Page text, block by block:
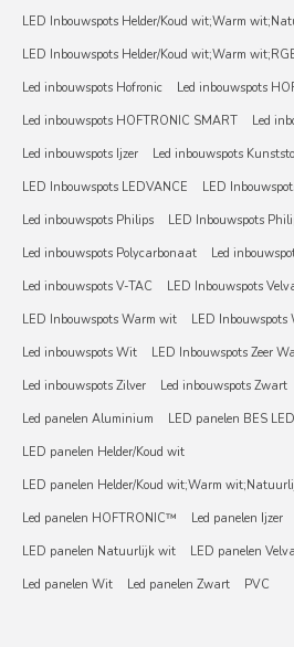
LED Inbouwspots Helder/Koud wit;Warm
LED Inbouwspots Helder/Koud wit;Warm
Led inbouwspots Hofronic
Led inbouwspots
Led inbouwspots HOFTRONIC SMART
Led
Led inbouwspots Ijzer
Led inbouwspots
LED Inbouwspots LEDVANCE
LED
Led inbouwspots Philips
LED Inbouwspots
Led inbouwspots Polycarbonaat
Led
Led inbouwspots V-TAC
LED Inbouwspots
LED Inbouwspots Warm wit
LED
Led inbouwspots Wit
LED Inbouwspots Zeer
Led inbouwspots Zilver
Led inbouwspots Zwart
Led panelen Aluminium
LED panelen BES LED
LED panelen Helder/Koud wit
LED panelen Helder/Koud wit;Warm
Led panelen HOFTRONIC™
Led panelen Ijzer
LED panelen Natuurlijk wit
LED panelen
Led panelen Wit
Led panelen Zwart PVC